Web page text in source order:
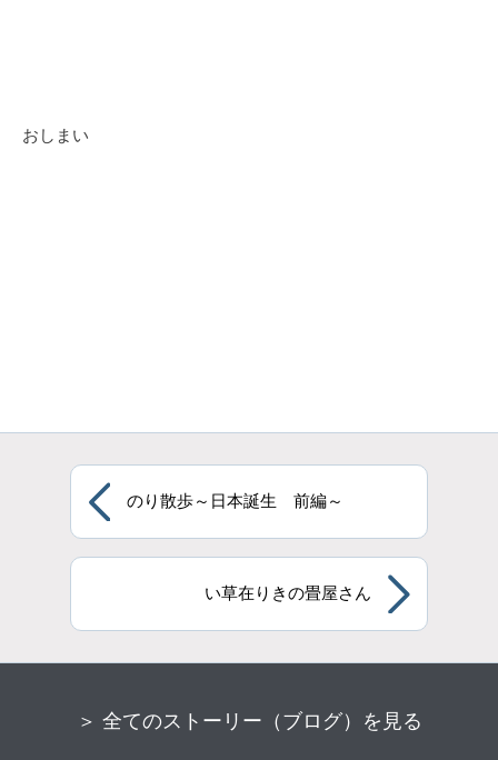
おしまい
のり散歩～日本誕生 前編～
い草在りきの畳屋さん
＞ 全てのストーリー（ブログ）を見る